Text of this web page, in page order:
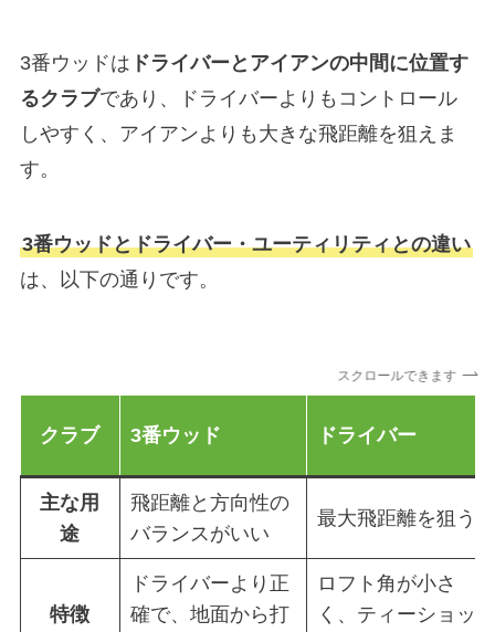
3番ウッドは ドライバーとアイアンの中間に位置す
るクラブであり、ドライバーよりもコントロール
しやすく、アイアンよりも大きな飛距離を狙えま
す。
3番ウッドとドライバー・ユーティリティとの違い
は、以下の通りです。
スクロールできます
クラブ 3番ウッド ドライバー
主な用
途
飛距離と方向性の
バランスがいい
最大飛距離を狙う
特徴
ドライバーより正
確で、地面から打
ロフト角が小さ
く、ティーショッ